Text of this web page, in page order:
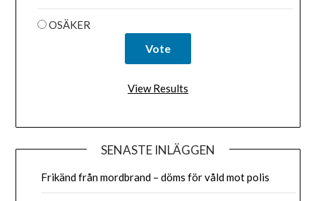
OSÄKER
View Results
SENASTE INLÄGGEN
Frikänd från mordbrand – döms för våld mot polis